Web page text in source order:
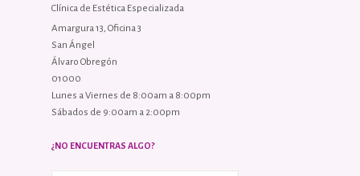
Clínica de Estética Especializada
Amargura 13, Oficina 3
San Ángel
Álvaro Obregón
01000
Lunes a Viernes de 8:00am a 8:00pm
Sábados de 9:00am a 2:00pm
¿NO ENCUENTRAS ALGO?